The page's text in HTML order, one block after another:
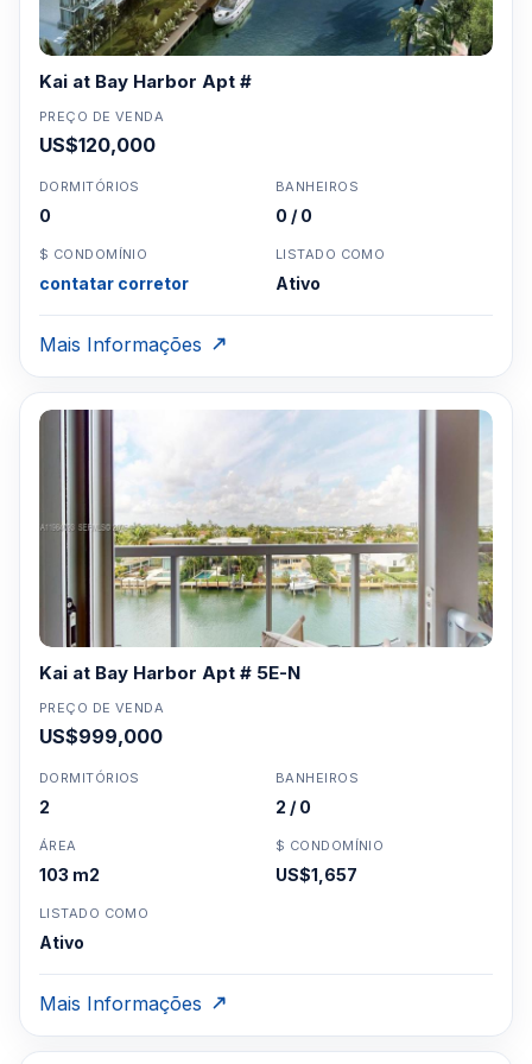
coberturaChurrasqueirasFitness CenterClubroomSala
multiusoMarina privadaDocas para
barcosRecepçãoServiço de
conciergeSegurançaEstacionamento em garagem
atribuídoArmazenamento para residentes
Clique aqui para mandar um email
WhatsApp um corretor em Miami +1 305 540
5744
Para Vendas ligar no telefone no Brasil SP 11-
3957-0613
Kai at Bay Harbor Apt #
PREÇO DE VENDA
US$120,000
DORMITÓRIOS
0
BANHEIROS
0 / 0
$ CONDOMÍNIO
contatar corretor
LISTADO COMO
Ativo
Mais Informações
Kai at Bay Harbor Apt # 5E-N
PREÇO DE VENDA
US$999,000
DORMITÓRIOS
2
BANHEIROS
2 / 0
ÁREA
103 m2
$ CONDOMÍNIO
US$1,657
LISTADO COMO
Ativo
Mais Informações